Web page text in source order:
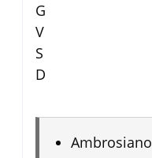
G
V
S
D
Ambrosiano